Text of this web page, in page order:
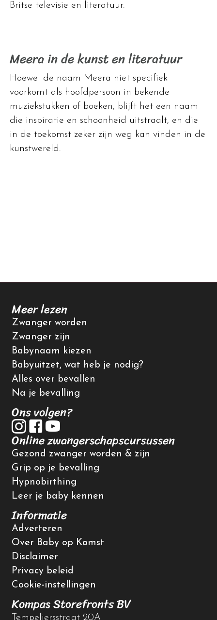
Britse televisie en literatuur.
Meera in de kunst en literatuur
Hoewel de naam Meera niet specifiek
voorkomt als hoofdpersoon in bekende
muziekstukken of boeken, blijft het een naam
die inspiratie en schoonheid uitstraalt, en die
in de toekomst zeker zijn weg kan vinden in de
kunstwereld.
Meer lezen
Zwanger worden
Zwanger zijn
Babynaam kiezen
Babyuitzet, wat heb je nodig?
Alles over bevallen
Na je bevalling
Ons volgen?
Online zwangerschapscursussen
Gezond zwanger worden & zijn
Grip op je bevalling
Hypnobirthing
Leer je baby kennen
Informatie
Adverteren
Over Baby op Komst
Disclaimer
Privacy beleid
Cookie-instellingen
Kompas Storefronts BV
Tempeliersstraat 20A